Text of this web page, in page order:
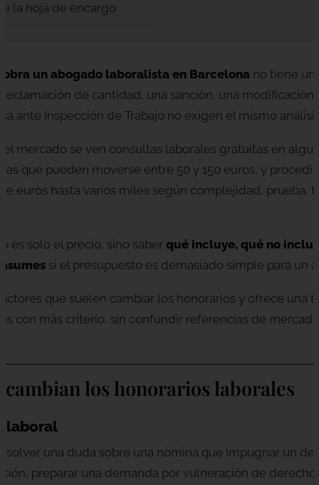
la hoja de encargo
un abogado laboralista en Barcelona no tiene
de cantidad, una sanción, una modificación
ante Inspección de Trabajo no exigen el mismo
mercado se ven consultas laborales gratuitas en
que pueden moverse entre 50 y 150 euros, y
euros hasta varios miles según complejidad, prueba,
es solo el precio, sino saber qué incluye, qué no
si el presupuesto es demasiado simple para un
que suelen cambiar los honorarios y ofrece una
con más criterio, sin confundir referencias de
cambian los honorarios laborales
laboral
una duda sobre una nómina que impugnar un
preparar una demanda por vulneración de